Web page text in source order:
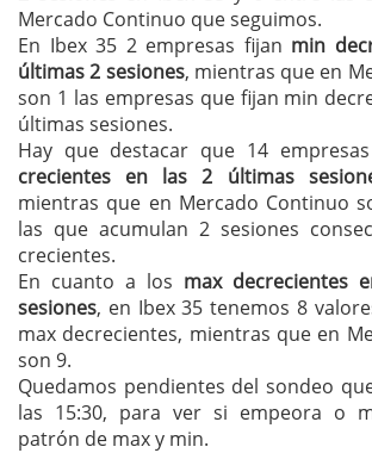
Mercado Continuo que seguimos.
En Ibex 35 2 empresas fijan min
últimas 2 sesiones, mientras que en
son 1 las empresas que fijan min
últimas sesiones.
Hay que destacar que 14
crecientes en las 2 últimas
mientras que en Mercado Continuo
las que acumulan 2 sesiones
crecientes.
En cuanto a los max decrecientes
sesiones, en Ibex 35 tenemos 8
max decrecientes, mientras que en
son 9.
Quedamos pendientes del sondeo
las 15:30, para ver si empeora o
patrón de max y min.